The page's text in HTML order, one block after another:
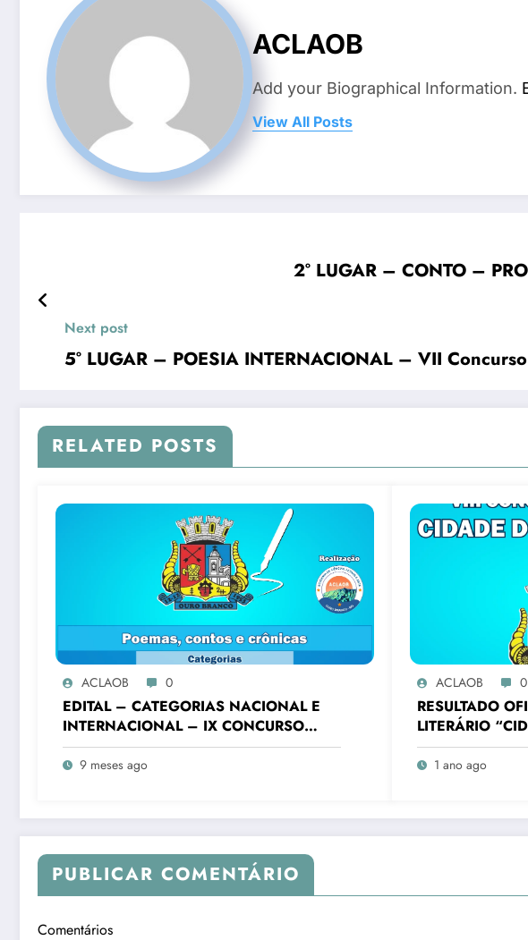
ACLAOB
Add your Biographical Information.
View All Posts
2° LUGAR – CONTO –
Next post
5° LUGAR – POESIA INTERNACIONAL – VII
RELATED POSTS
ACLAOB 0
EDITAL – CATEGORIAS NACIONAL E
INTERNACIONAL – IX CONCURSO
LITERÁRIO “CIDADE DE OURO
BRANCO”
9 meses ago
ACLAOB 0
RESULTADO
LITERÁRIO
BRANCO”
1 ano ago
PUBLICAR COMENTÁRIO
Comentários